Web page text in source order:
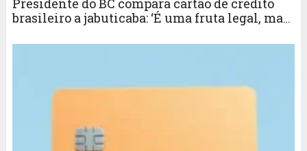
Presidente do BC compara cartão de crédito
brasileiro a jabuticaba: ‘É uma fruta legal, mas